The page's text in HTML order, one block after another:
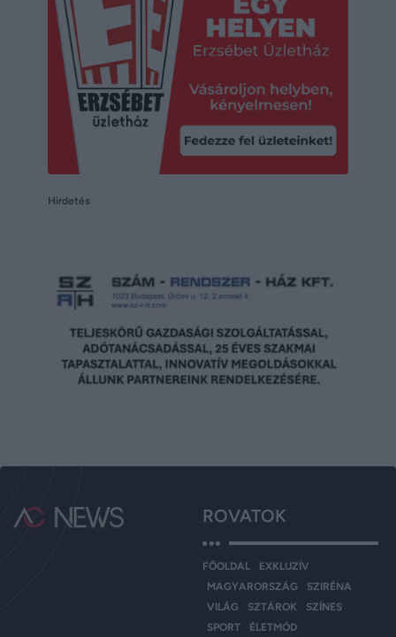
Hirdetés
ROVATOK
FŐOLDAL
EXKLUZÍV
MAGYARORSZÁG
SZIRÉNA
VILÁG
SZTÁROK
SZÍNES
SPORT
ÉLETMÓD